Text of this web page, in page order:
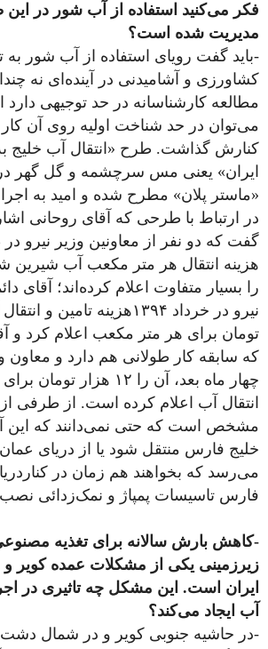
فکر می‌کنید استفاده از آب شور در
مدیریت شده است؟
-باید گفت رویای استفاده از آب شور به
کشاورزی و آشامیدنی در آینده‌ای نه
مطالعه کار‌شناسانه در حد توجیهی دارد
می‌توان در حد شناخت اولیه روی آن کار
کنارش گذاشت. طرح «انتقال آب خلیج
ایران» یعنی مس سرچشمه و گل گهر
«ماستر پلان» مطرح شده و امید به
در ارتباط با طرحی که آقای روحانی
گفت که دو نفر از معاونین وزیر نیرو
هزینه انتقال هر متر مکعب آب شیرین
را بسیار متفاوت اعلام کرده‌اند؛ آقای
نیرو در خرداد ۱۳۹۴هزینه
تومان برای هر متر مکعب اعلام کرد و
که سابقه کار طولانی هم دارد و
چهار ماه بعد، آن را ۱۲
انتقال آب اعلام کرده‌ است. از طرفی
مشخص است که حتی نمی‌دانند که این
خلیج فارس منتقل شود یا از دریای عمان
می‌رسد که بخواهند هم زمان در
فارس تاسیسات پمپاژ و نمک‌زدائی نصب
-کاهش بارش سالانه برای تغذیه
زیرزمینی یکی از مشکلات عمده کویر
ایران است. این مشکل چه تاثیری در
آب ایجاد می‌کند؟
-در حاشیه جنوبی کویر و در شمال دشت